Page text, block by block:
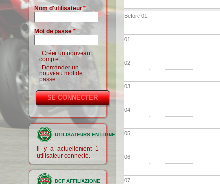
Nom d'utilisateur*
Mot de passe *
Créer un nouveau
compte
Demander un
nouveau mot de
passe
UTILISATEURS EN LIGNE
Il y a actuellement 1
utilisateur connecté.
DCF AFFILIAZIONE
Before 01
01
02
03
04
05
06
07